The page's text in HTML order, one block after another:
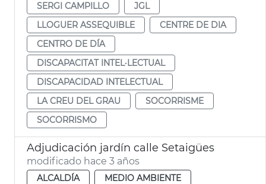
SERGI CAMPILLO
JGL
LLOGUER ASSEQUIBLE
CENTRE DE DIA
CENTRO DE DÍA
DISCAPACITAT INTEL·LECTUAL
DISCAPACIDAD INTELECTUAL
LA CREU DEL GRAU
SOCORRISME
SOCORRISMO
Adjudicación jardín calle Setaigües
modificado hace 3 años
ALCALDÍA
MEDIO AMBIENTE